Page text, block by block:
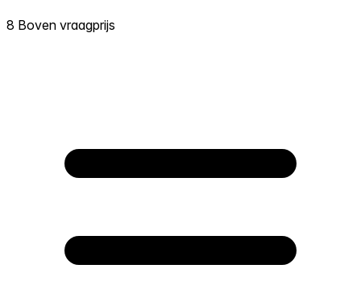
8 Boven vraagprijs